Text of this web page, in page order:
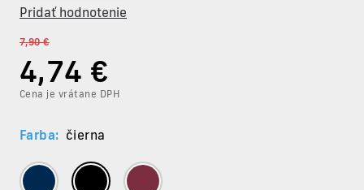
Pridať hodnotenie
7,90 €
4,74 €
Cena je vrátane DPH
Farba: čierna